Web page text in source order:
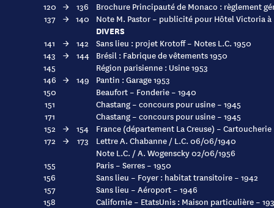
120 → 136
Brochure Principauté de Monaco : règlement
137
→ 140 Note M. Pastor – publicité pour Hôtel Victoria
DIVERS
141 → 142 Sans lieu : projet Krotoff – Notes L.C. 1950
143
→ 144
Brésil : Fabrique de vêtements 1950
145
Région parisienne : Usine 1953
146 → 149
Pantin : Garage 1953
150
Beaufort – Fonderie – 1940
151
Chastang – concours pour usine – 1945
171
Chastang – concours pour usine – 1945
152
→ 154
France (département La Creuse) – Cartoucherie
172
→ 173
Lettre A. Chabanne / L.C. 06/06/1940
Note L.C. / A. Wogenscky 02/06/1956
155
Paris – Serres – 1950
156
Sans lieu – Foyer : habitat transitoire – 1942
157
Sans lieu – Aéroport – 1946
158
Californie – EtatsUnis : Maison particulière –